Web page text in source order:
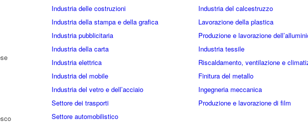
Industria delle costruzioni
Industria della stampa e della grafica
Industria pubblicitaria
Industria della carta
Industria elettrica
Industria del mobile
Industria del vetro e dell’acciaio
Settore dei trasporti
Settore automobilistico
Industria del calcestruzzo
Lavorazione della plastica
Produzione e lavorazione
Industria tessile
Riscaldamento, ventilazione e
Finitura del metallo
Ingegneria meccanica
Produzione e lavorazione di film